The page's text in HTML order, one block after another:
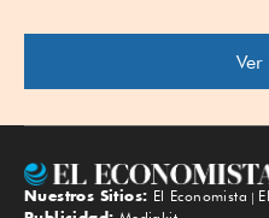
Ver
Nuestros Sitios: El Economista